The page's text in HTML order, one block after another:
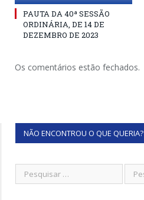
PAUTA DA 40ª SESSÃO
ORDINÁRIA, DE 14 DE
DEZEMBRO DE 2023
Os comentários estão fechados.
NÃO ENCONTROU O QUE QUERIA?